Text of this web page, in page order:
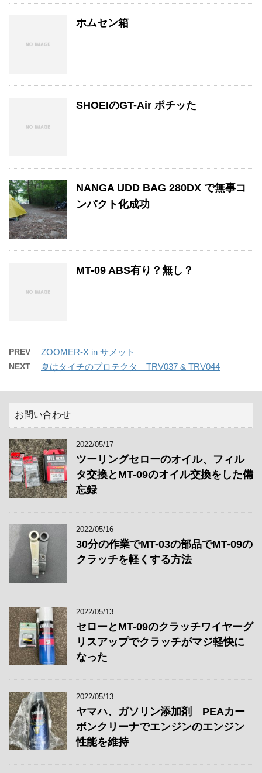
ホムセン箱
SHOEIのGT-Air ポチッた
NANGA UDD BAG 280DX で無事コ
ンパクト化成功
MT-09 ABS有り？無し？
PREV ZOOMER-X in サメット
NEXT 夏はタイチのプロテクタ TRV037 & TRV044
お問い合わせ
2022/05/17
ツーリングセローのオイル、フィル
タ交換とMT-09のオイル交換をした備
忘録
2022/05/16
30分の作業でMT-03の部品でMT-09の
クラッチを軽くする方法
2022/05/13
セローとMT-09のクラッチワイヤーグ
リスアップでクラッチがマジ軽快に
なった
2022/05/13
ヤマハ、ガソリン添加剤 PEAカー
ボンクリーナでエンジンのエンジン
性能を維持